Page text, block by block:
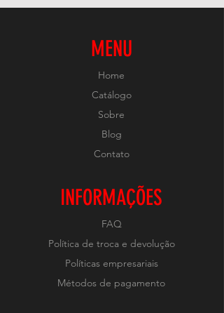
MENU
Home
Catálogo
Sobre
Blog
Contato
INFORMAÇÕES
FAQ
Política de troca e devolução
Políticas empresariais
Métodos de pagamento